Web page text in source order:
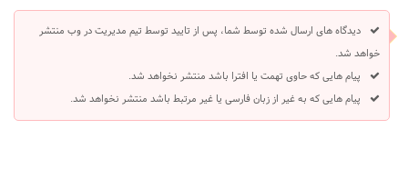
دیدگاه های ارسال شده توسط شما، پس از تایید توسط تیم مدیریت در وب منتشر
خواهد شد.
پیام هایی که حاوی تهمت یا افترا باشد منتشر نخواهد شد.
پیام هایی که به غیر از زبان فارسی یا غیر مرتبط باشد منتشر نخواهد شد.